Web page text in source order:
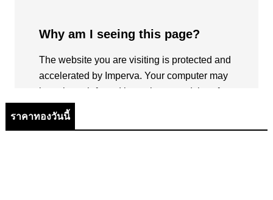
ราคาทองวันนี้